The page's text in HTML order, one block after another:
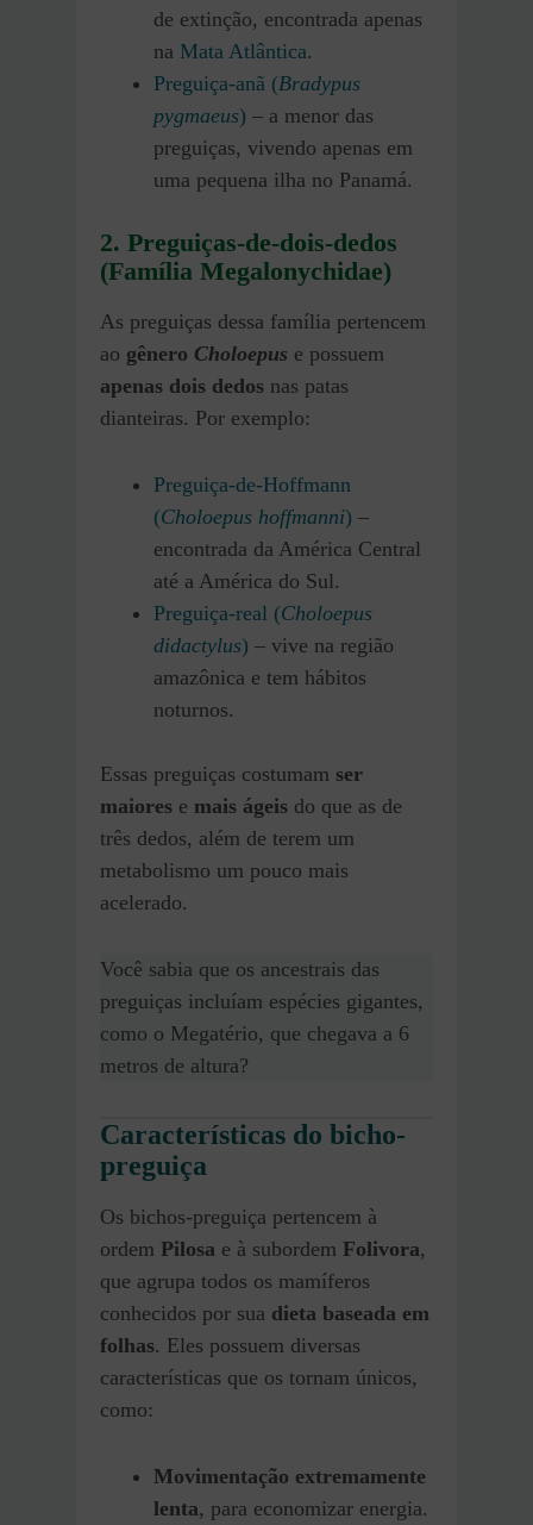
de extinção, encontrada apenas
na Mata Atlântica.
Preguiça-anã (Bradypus
pygmaeus) – a menor das
preguiças, vivendo apenas em
uma pequena ilha no Panamá.
2. Preguiças-de-dois-dedos
(Família Megalonychidae)
As preguiças dessa família pertencem
ao gênero Choloepus e possuem
apenas dois dedos nas patas
dianteiras. Por exemplo:
Preguiça-de-Hoffmann
(Choloepus hoffmanni) –
encontrada da América Central
até a América do Sul.
Preguiça-real (Choloepus
didactylus) – vive na região
amazônica e tem hábitos
noturnos.
Essas preguiças costumam ser
maiores e mais ágeis do que as de
três dedos, além de terem um
metabolismo um pouco mais
acelerado.
Você sabia que os ancestrais das
preguiças incluíam espécies gigantes,
como o Megatério, que chegava a 6
metros de altura?
Características do bicho-
preguiça
Os bichos-preguiça pertencem à
ordem Pilosa e à subordem Folivora,
que agrupa todos os mamíferos
conhecidos por sua dieta baseada em
folhas. Eles possuem diversas
características que os tornam únicos,
como:
Movimentação extremamente
lenta, para economizar energia.